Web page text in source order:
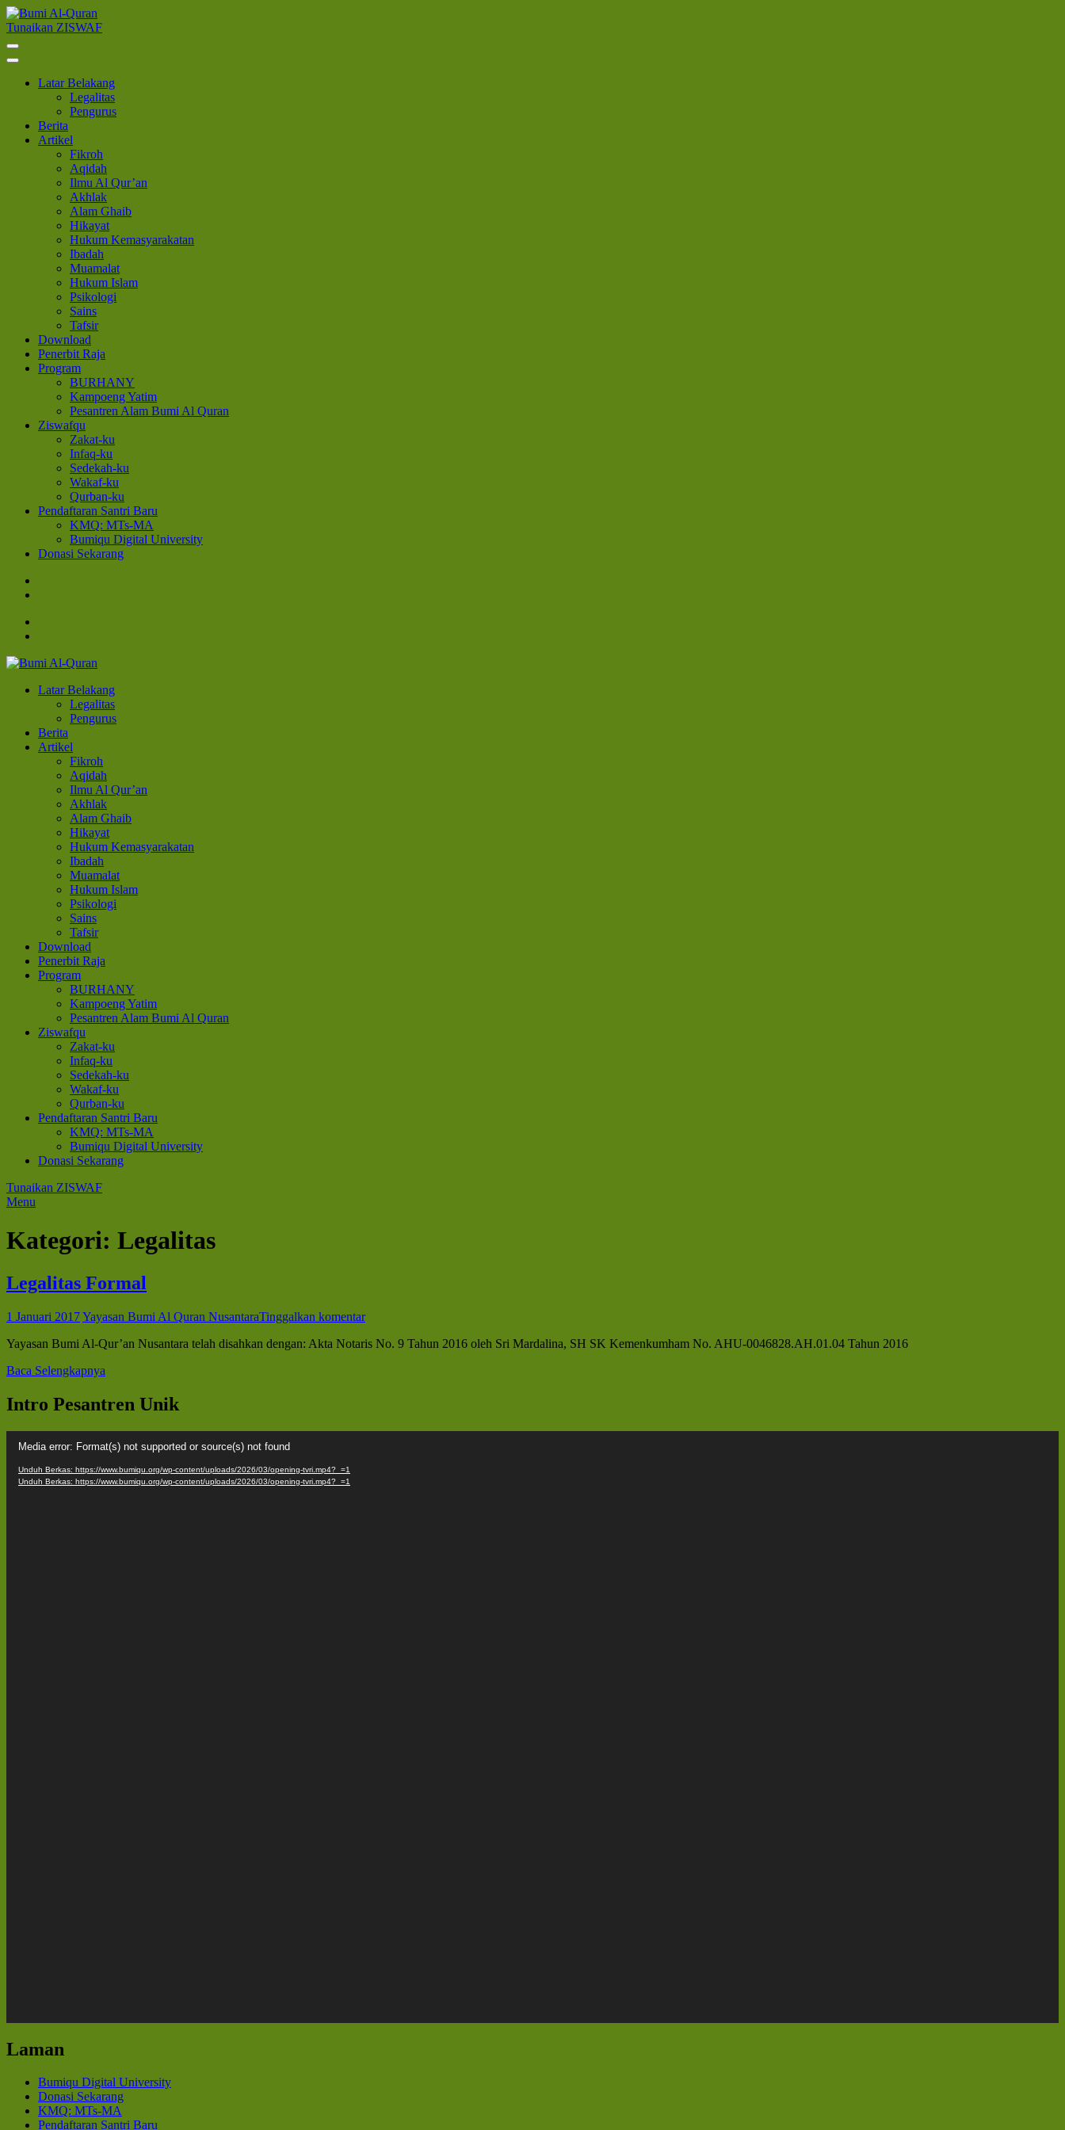
Lompat
ke
konten
(Tekan
Tunaikan ZISWAF
Latar Belakang
Legalitas
Pengurus
Berita
Artikel
Fikroh
Aqidah
Ilmu Al Qur’an
Akhlak
Alam Ghaib
Hikayat
Hukum Kemasyarakatan
Ibadah
Muamalat
Hukum Islam
Psikologi
Sains
Tafsir
Download
Penerbit Raja
Program
BURHANY
Kampoeng Yatim
Pesantren Alam Bumi Al Quran
Ziswafqu
Zakat-ku
Infaq-ku
Sedekah-ku
Wakaf-ku
Qurban-ku
Pendaftaran Santri Baru
KMQ: MTs-MA
Bumiqu Digital University
Donasi Sekarang
Bumi Al-Quran
Sinergi Untuk Kebahagiaan Dunia-Akhirat
Latar Belakang
Legalitas
Pengurus
Berita
Artikel
Fikroh
Aqidah
Ilmu Al Qur’an
Akhlak
Alam Ghaib
Hikayat
Hukum Kemasyarakatan
Ibadah
Muamalat
Hukum Islam
Psikologi
Sains
Tafsir
Download
Penerbit Raja
Program
BURHANY
Kampoeng Yatim
Pesantren Alam Bumi Al Quran
Ziswafqu
Zakat-ku
Infaq-ku
Sedekah-ku
Wakaf-ku
Qurban-ku
Pendaftaran Santri Baru
KMQ: MTs-MA
Bumiqu Digital University
Donasi Sekarang
Tunaikan ZISWAF
Menu
Kategori: Legalitas
Legalitas Formal
1 Januari 2017Yayasan Bumi Al Quran NusantaraTinggalkan komentar
Yayasan Bumi Al-Qur’an Nusantara telah disahkan dengan: Akta Notaris No. 9 Tahun 2016 oleh Sri Mardalina, SH SK Kemenkumham No. AHU-0046828.AH.01.04 Tahun 2016
Baca Selengkapnya
Intro Pesantren Unik
Video
Media error: Format(s) not supported or source(s) not found
Unduh Berkas: https://www.bumiqu.org/wp-content/uploads/2026/03/opening-tvri.mp4?_=1
Unduh Berkas: https://www.bumiqu.org/wp-content/uploads/2026/03/opening-tvri.mp4?_=1
Laman
Bumiqu Digital University
Donasi Sekarang
KMQ: MTs-MA
Pendaftaran Santri Baru